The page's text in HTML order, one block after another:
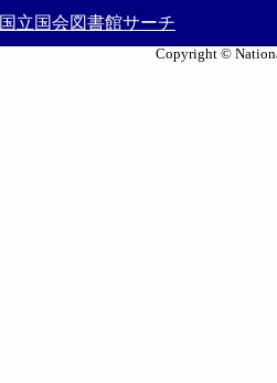
国立国会図書館サーチ
Copyright ©